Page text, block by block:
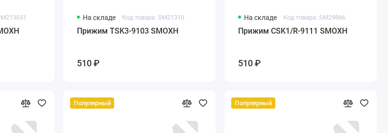
На складе Код товара: SM21310
Прижим TSK3-9103 SMOXH
510 ₽
На складе Код товара: SM29866
Прижим CSK1/R-9111 SMOXH
510 ₽
Популярный Популярный